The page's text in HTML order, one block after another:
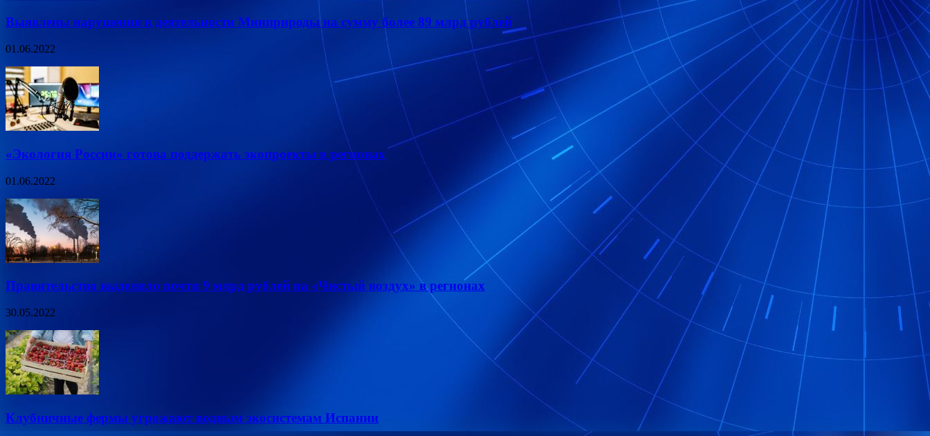
Выявлены нарушения в деятельности Минприроды на сумму более 89 млрд рублей
01.06.2022
«Экология России» готова поддержать экопроекты в регионах
01.06.2022
Правительство выделило почти 9 млрд рублей на «Чистый воздух» в регионах
30.05.2022
Клубничные фермы угрожают водным экосистемам Испании